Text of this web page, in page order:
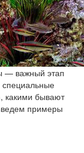
— важный этап
специальные
какими бывают
примеры